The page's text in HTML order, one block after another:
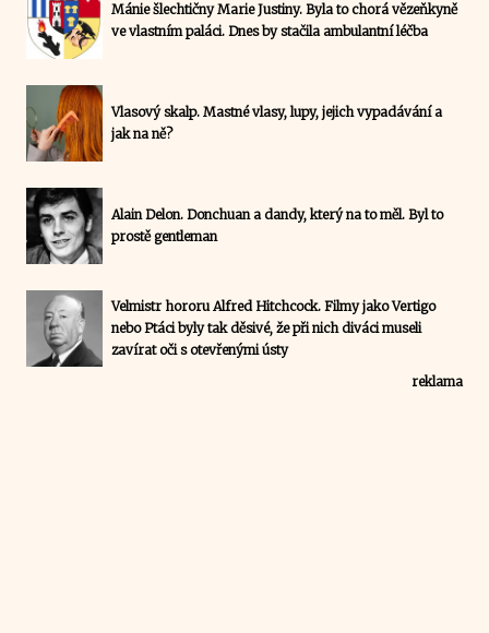
Mánie šlechtičny Marie Justiny. Byla to chorá vězeňkyně
ve vlastním paláci. Dnes by stačila ambulantní léčba
Vlasový skalp. Mastné vlasy, lupy, jejich vypadávání a
jak na ně?
Alain Delon. Donchuan a dandy, který na to měl. Byl to
prostě gentleman
Velmistr hororu Alfred Hitchcock. Filmy jako Vertigo
nebo Ptáci byly tak děsivé, že při nich diváci museli
zavírat oči s otevřenými ústy
reklama